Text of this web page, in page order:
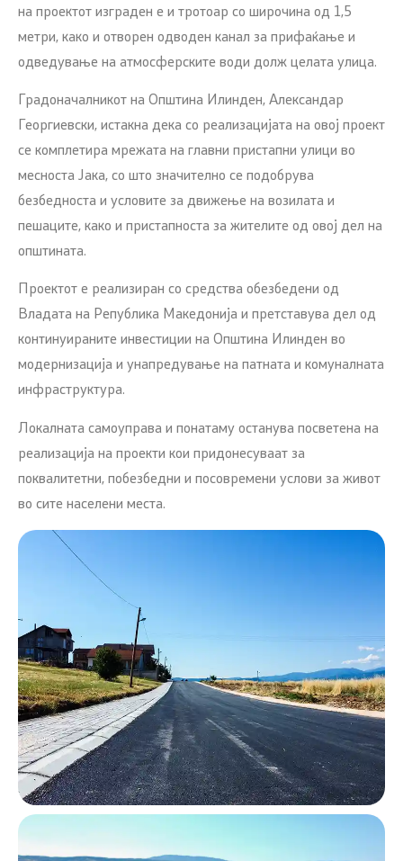
на проектот изграден е и тротоар со широчина од 1,5
метри, како и отворен одводен канал за прифаќање и
одведување на атмосферските води долж целата улица.
Градоначалникот на Општина Илинден, Александар
Георгиевски, истакна дека со реализацијата на овој проект
се комплетира мрежата на главни пристапни улици во
месноста Јака, со што значително се подобрува
безбедноста и условите за движење на возилата и
пешаците, како и пристапноста за жителите од овој дел на
општината.
Проектот е реализиран со средства обезбедени од
Владата на Република Македонија и претставува дел од
континуираните инвестиции на Општина Илинден во
модернизација и унапредување на патната и комуналната
инфраструктура.
Локалната самоуправа и понатаму останува посветена на
реализација на проекти кои придонесуваат за
поквалитетни, побезбедни и посовремени услови за живот
во сите населени места.